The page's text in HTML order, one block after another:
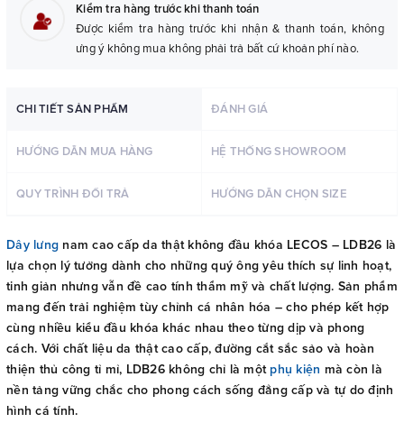
Kiểm tra hàng trước khi thanh toán
Được kiểm tra hàng trước khi nhận & thanh toán, không
ưng ý không mua không phải trả bất cứ khoản phí nào.
CHI TIẾT SẢN PHẨM ĐÁNH GIÁ
HƯỚNG DẪN MUA HÀNG HỆ THỐNG SHOWROOM
QUY TRÌNH ĐỔI TRẢ HƯỚNG DẪN CHỌN SIZE
Dây lưng nam cao cấp da thật không đầu khóa LECOS – LDB26 là
lựa chọn lý tưởng dành cho những quý ông yêu thích sự linh hoạt,
tinh giản nhưng vẫn đề cao tính thẩm mỹ và chất lượng. Sản phẩm
mang đến trải nghiệm tùy chỉnh cá nhân hóa – cho phép kết hợp
cùng nhiều kiểu đầu khóa khác nhau theo từng dịp và phong
cách. Với chất liệu da thật cao cấp, đường cắt sắc sảo và hoàn
thiện thủ công tỉ mỉ, LDB26 không chỉ là một phụ kiện mà còn là
nền tảng vững chắc cho phong cách sống đẳng cấp và tự do định
hình cá tính.